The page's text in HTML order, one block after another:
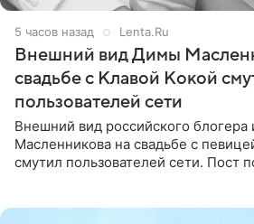
5 часов назад Lenta.Ru
Внешний вид Димы
свадьбе с Клавой Кокой
пользователей сети
Внешний вид российского
Масленникова на свадьбе с
смутил пользователей сети. Пост